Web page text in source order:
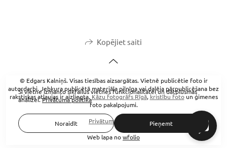
Kopējiet saiti
© Edgars Kalniņš. Visas tiesības aizsargātas. Vietnē publicētie foto ir
autordarbi. Jebkura publicētā materiāla pilnīga vai daļēja pārpublicēšana bez
rakstiskas atļaujas ir aizliegta.Kāzu fotogrāfs Rīgā,kristību fotoun ģimenes
foto pakalpojumi.
Privātuma politika
Web lapa nowfolio
Šī vietne izmanto sīkfailus vietnes funkcionalitātei un datplūsmas
analīzei.Privātuma politika
Noraidīt Pieņemt